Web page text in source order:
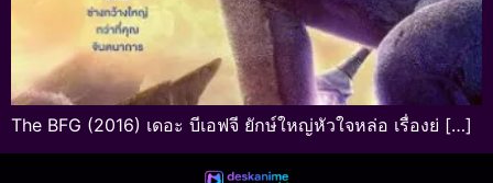
The BFG (2016) เดอะ บีเอฟจี ยักษ์ใหญ่หัวใจหล่อ เรื่องย่ […]